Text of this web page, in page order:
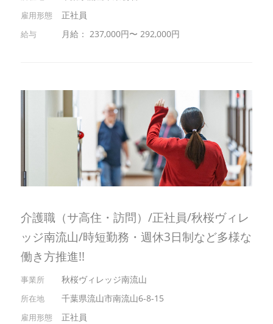
正社員
月給： 237,000円〜 292,000円
介護職（サ高住・訪問）/正社員/秋桜ヴィレ
ッジ南流山/時短勤務・週休3日制など多様な
働き方推進!!
秋桜ヴィレッジ南流山
千葉県流山市南流山6-8-15
正社員